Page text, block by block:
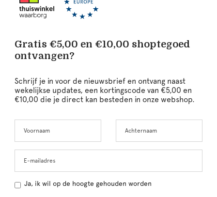
Gratis €5,00 en €10,00 shoptegoed
ontvangen?
Schrijf je in voor de nieuwsbrief en ontvang naast
wekelijkse updates, een kortingscode van €5,00 en
€10,00 die je direct kan besteden in onze webshop.
this
Ja, ik wil op de hoogte gehouden worden